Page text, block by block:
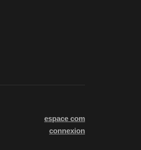
espace com
connexion